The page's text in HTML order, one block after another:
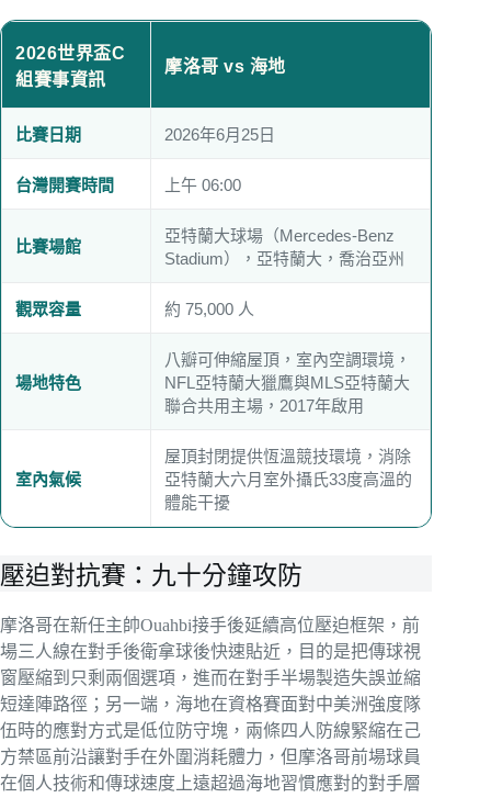
2026世界盃C
組賽事資訊
摩洛哥 vs 海地
比賽日期 2026年6月25日
台灣開賽時間 上午 06:00
比賽場館
亞特蘭大球場（Mercedes-Benz
Stadium），亞特蘭大，喬治亞州
觀眾容量 約 75,000 人
場地特色
八瓣可伸縮屋頂，室內空調環境，
NFL亞特蘭大獵鷹與MLS亞特蘭大
聯合共用主場，2017年啟用
室內氣候
屋頂封閉提供恆溫競技環境，消除
亞特蘭大六月室外攝氏33度高溫的
體能干擾
壓迫對抗賽：九十分鐘攻防
摩洛哥在新任主帥Ouahbi接手後延續高位壓迫框架，前
場三人線在對手後衛拿球後快速貼近，目的是把傳球視
窗壓縮到只剩兩個選項，進而在對手半場製造失誤並縮
短達陣路徑；另一端，海地在資格賽面對中美洲強度隊
伍時的應對方式是低位防守塊，兩條四人防線緊縮在己
方禁區前沿讓對手在外圍消耗體力，但摩洛哥前場球員
在個人技術和傳球速度上遠超過海地習慣應對的對手層